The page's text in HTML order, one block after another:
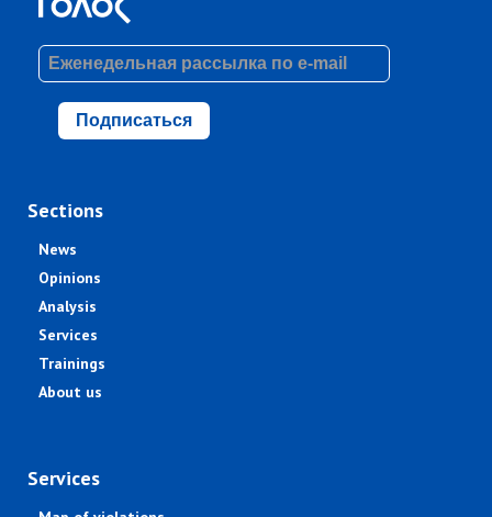
Подписаться
Sections
News
Opinions
Analysis
Services
Trainings
About us
Services